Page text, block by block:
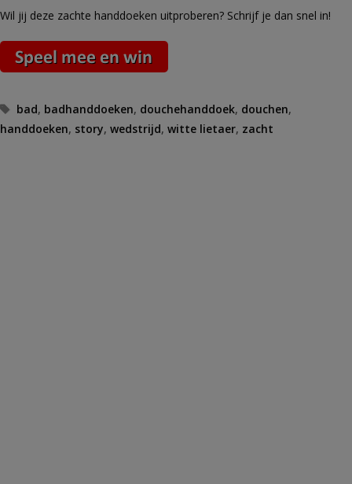
Wil jij deze zachte handdoeken uitproberen? Schrijf je dan snel in!
Tags
bad, badhanddoeken, douchehanddoek, douchen,
handdoeken, story, wedstrijd, witte lietaer, zacht